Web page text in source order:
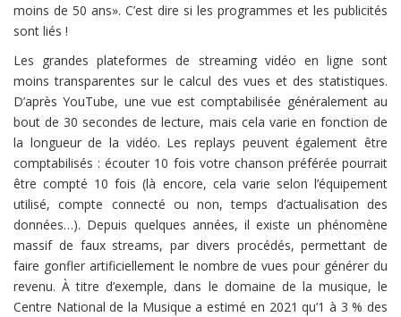
moins de 50 ans». C’est dire si les programmes et les publicités
sont liés !
Les grandes plateformes de streaming vidéo en ligne sont
moins transparentes sur le calcul des vues et des statistiques.
D’après YouTube, une vue est comptabilisée généralement au
bout de 30 secondes de lecture, mais cela varie en fonction de
la longueur de la vidéo. Les replays peuvent également être
comptabilisés : écouter 10 fois votre chanson préférée pourrait
être compté 10 fois (là encore, cela varie selon l’équipement
utilisé, compte connecté ou non, temps d’actualisation des
données…). Depuis quelques années, il existe un phénomène
massif de faux streams, par divers procédés, permettant de
faire gonfler artificiellement le nombre de vues pour générer du
revenu. À titre d’exemple, dans le domaine de la musique, le
Centre National de la Musique a estimé en 2021 qu’1 à 3 % des